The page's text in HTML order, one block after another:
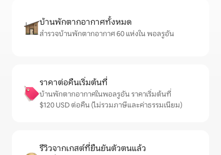
บ้านพักตากอากาศทั้งหมด
สำรวจบ้านพักตากอากาศ 60 แห่งใน พอลรูอัน
ราคาต่อคืนเริ่มต้นที่
บ้านพักตากอากาศในพอลรูอัน ราคาเริ่มต้นที่
$120 USD ต่อคืน (ไม่รวมภาษีและค่าธรรมเนียม)
รีวิวจากเกสต์ที่ยืนยันตัวตนแล้ว